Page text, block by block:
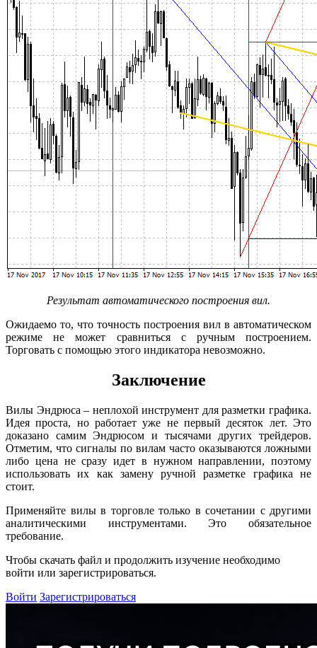
Результат автоматического построения вил.
Ожидаемо то, что точность построения вил в автоматическом
режиме не может сравниться с ручным построением.
Торговать с помощью этого индикатора невозможно.
Заключение
Вилы Эндрюса – неплохой инструмент для разметки графика.
Идея проста, но работает уже не первый десяток лет. Это
доказано самим Эндрюсом и тысячами других трейдеров.
Отметим, что сигналы по вилам часто оказываются ложными
либо цена не сразу идет в нужном направлении, поэтому
использовать их как замену ручной разметке графика не
стоит.
Применяйте вилы в торговле только в сочетании с другими
аналитическими инструментами. Это обязательное
требование.
Чтобы скачать файл и продолжить изучение необходимо
войти или зарегистрироваться.
Войти Зарегистрироваться